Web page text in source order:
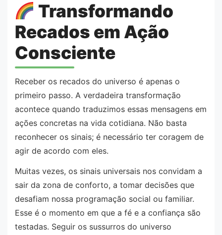
Transformando
Recados em Ação
Consciente
Receber os recados do universo é apenas o
primeiro passo. A verdadeira transformação
acontece quando traduzimos essas mensagens em
ações concretas na vida cotidiana. Não basta
reconhecer os sinais; é necessário ter coragem de
agir de acordo com eles.
Muitas vezes, os sinais universais nos convidam a
sair da zona de conforto, a tomar decisões que
desafiam nossa programação social ou familiar.
Esse é o momento em que a fé e a confiança são
testadas. Seguir os sussurros do universo